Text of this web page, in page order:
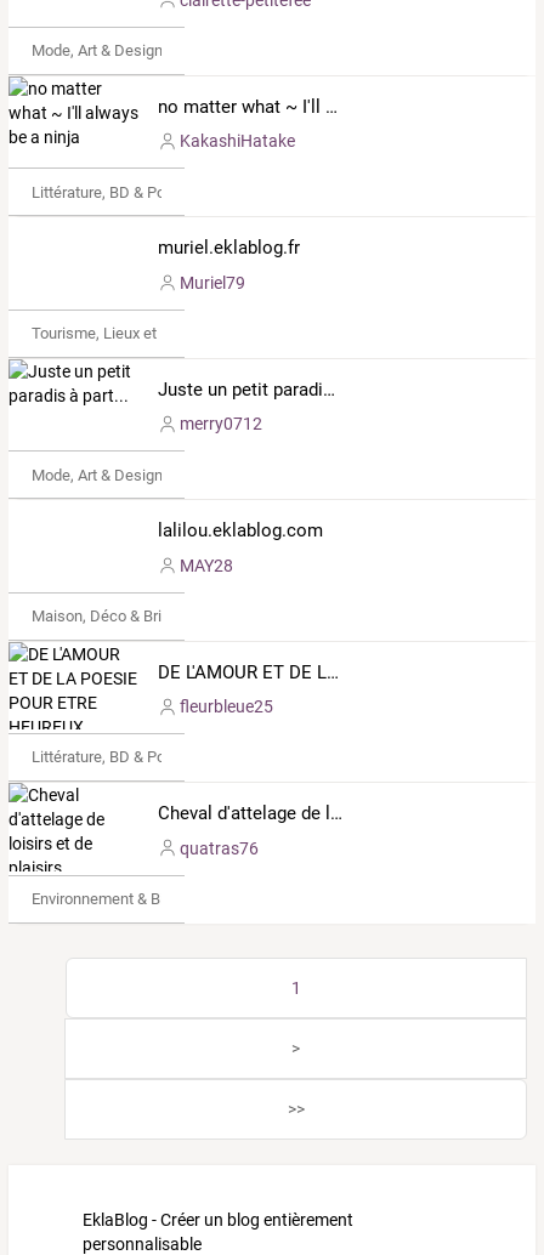
Mode, Art & Design
no matter what ~ I'll always be a ninja
KakashiHatake
Littérature, BD & Poésie
muriel.eklablog.fr
Muriel79
Tourisme, Lieux et Événements
Juste un petit paradis à part...
merry0712
Mode, Art & Design
lalilou.eklablog.com
MAY28
Maison, Déco & Bricolage
DE L'AMOUR ET DE LA POESIE POUR ETRE HEUREUX
fleurbleue25
Littérature, BD & Poésie
Cheval d'attelage de loisirs et de plaisirs
quatras76
Environnement & Bio
1
>
>>
EklaBlog - Créer un blog entièrement
personnalisable